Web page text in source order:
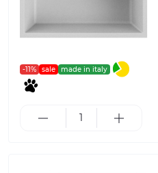
-11% sale made in italy